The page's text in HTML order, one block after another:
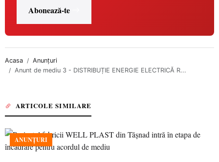
Abonează-te
Acasa
Anunțuri
Anunt de mediu 3 - DISTRIBUȚIE ENERGIE ELECTRICĂ R...
ARTICOLE SIMILARE
ANUNȚURI